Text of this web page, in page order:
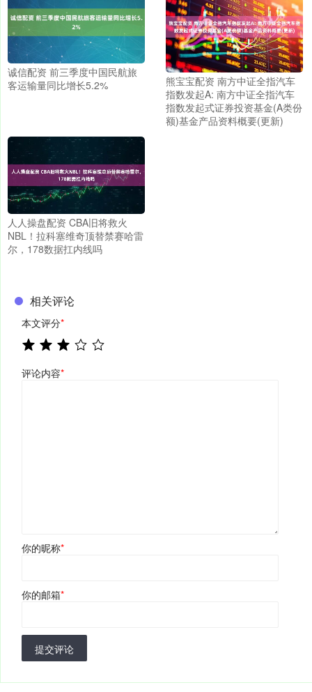
诚信配资 前三季度中国民航旅
客运输量同比增长5.2%
熊宝宝配资 南方中证全指汽车
指数发起A: 南方中证全指汽车
指数发起式证券投资基金(A类份
额)基金产品资料概要(更新)
人人操盘配资 CBA旧将救火
NBL！拉科塞维奇顶替禁赛哈雷
尔，178数据扛内线吗
相关评论
本文评分*
评论内容*
你的昵称*
你的邮箱*
提交评论